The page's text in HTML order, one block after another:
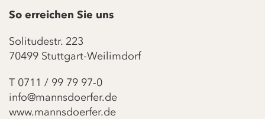
So erreichen Sie uns
Solitudestr. 223
70499 Stuttgart-Weilimdorf
T 0711 / 99 79 97-0
info@mannsdoerfer.de
www.mannsdoerfer.de